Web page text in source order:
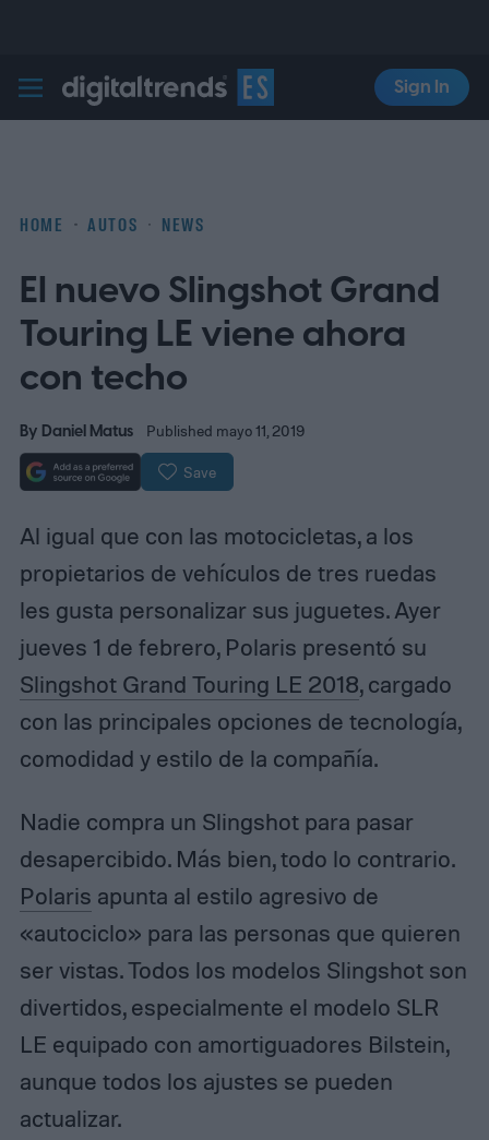
Digital Trends Español
Sign In
HOME AUTOS NEWS
El nuevo Slingshot Grand
Touring LE viene ahora
con techo
By Daniel Matus Published mayo 11, 2019
Save
Al igual que con las motocicletas, a los
propietarios de vehículos de tres ruedas
les gusta personalizar sus juguetes. Ayer
jueves 1 de febrero, Polaris presentó su
Slingshot Grand Touring LE 2018, cargado
con las principales opciones de tecnología,
comodidad y estilo de la compañía.
Nadie compra un Slingshot para pasar
desapercibido. Más bien, todo lo contrario.
Polaris apunta al estilo agresivo de
«autociclo» para las personas que quieren
ser vistas. Todos los modelos Slingshot son
divertidos, especialmente el modelo SLR
LE equipado con amortiguadores Bilstein,
aunque todos los ajustes se pueden
actualizar.